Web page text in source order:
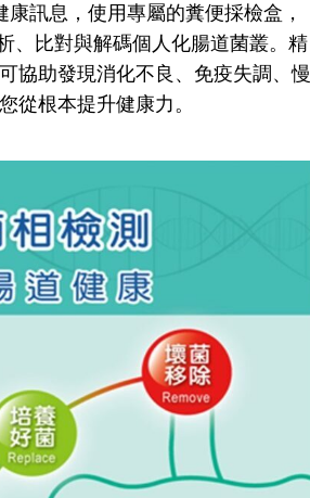
訊息，使用專屬的糞便採檢盒，
、比對與解碼個人化腸道菌叢。精
協助發現消化不良、免疫失調、慢
從根本提升健康力。